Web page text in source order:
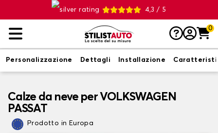
4,3 / 5
0
Personalizzazione Dettagli Installazione
Calze da neve per VOLKSWAGEN
PASSAT
Prodotto in Europa